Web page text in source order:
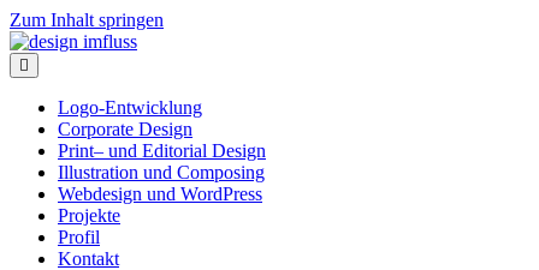
Zum Inhalt springen
Logo-Entwicklung
Corporate Design
Print– und Editorial Design
Illustration und Composing
Webdesign und WordPress
Projekte
Profil
Kontakt